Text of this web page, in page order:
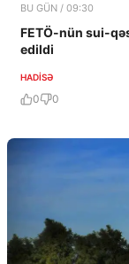
BU GÜN / 09:30
FETÖ-nün sui-
edildi
HADISƏ
0 0